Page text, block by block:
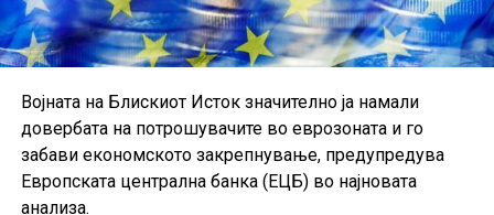
Војната на Блискиот Исток значително ја намали
довербата на потрошувачите во еврозоната и го
забави економското закрепнување, предупредува
Европската централна банка (ЕЦБ) во најновата
анализа.